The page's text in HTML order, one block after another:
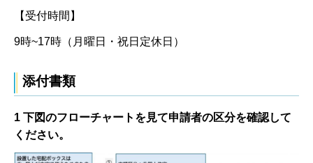
【受付時間】
9時~17時（月曜日・祝日定休日）
添付書類
1 下図のフローチャートを見て申請者の区分を確認して
ください。